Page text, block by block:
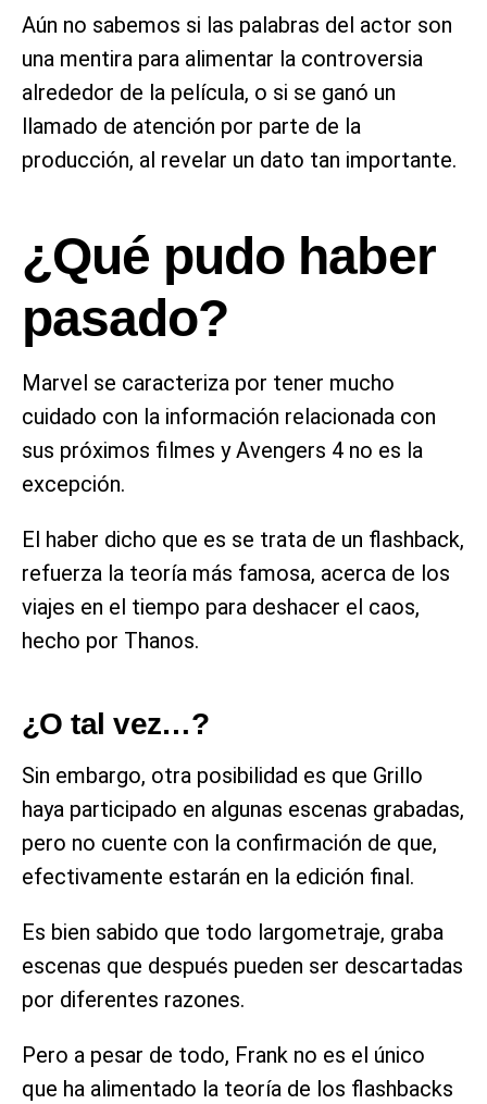
Aún no sabemos si las palabras del actor son
una mentira para alimentar la controversia
alrededor de la película, o si se ganó un
llamado de atención por parte de la
producción, al revelar un dato tan importante.
¿Qué pudo haber
pasado?
Marvel se caracteriza por tener mucho
cuidado con la información relacionada con
sus próximos filmes y Avengers 4 no es la
excepción.
El haber dicho que es se trata de un flashback,
refuerza la teoría más famosa, acerca de los
viajes en el tiempo para deshacer el caos,
hecho por Thanos.
¿O tal vez…?
Sin embargo, otra posibilidad es que Grillo
haya participado en algunas escenas grabadas,
pero no cuente con la confirmación de que,
efectivamente estarán en la edición final.
Es bien sabido que todo largometraje, graba
escenas que después pueden ser descartadas
por diferentes razones.
Pero a pesar de todo, Frank no es el único
que ha alimentado la teoría de los flashbacks